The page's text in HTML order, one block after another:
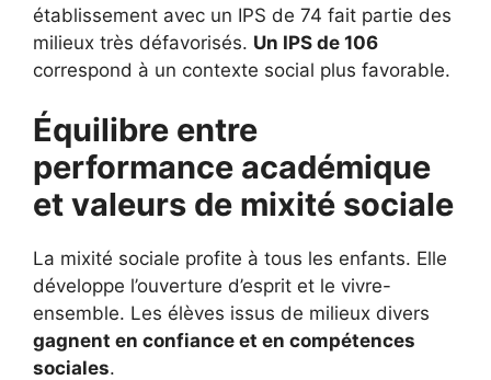
établissement avec un IPS de 74 fait partie des
milieux très défavorisés. Un IPS de 106
correspond à un contexte social plus favorable.
Équilibre entre
performance académique
et valeurs de mixité sociale
La mixité sociale profite à tous les enfants. Elle
développe l’ouverture d’esprit et le vivre-
ensemble. Les élèves issus de milieux divers
gagnent en confiance et en compétences
sociales.